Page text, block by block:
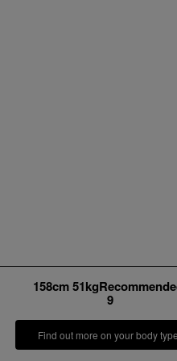
158cm
9
Find out more on your body type